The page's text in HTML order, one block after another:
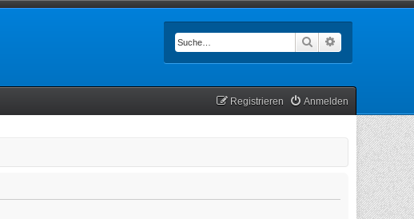
Suche
Anmelden
Registrieren